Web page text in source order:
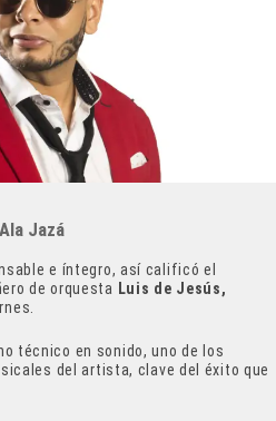
Jazá
e íntegro, así calificó el
de orquesta Luis de Jesús,
técnico en sonido, uno de los
del artista, clave del éxito que